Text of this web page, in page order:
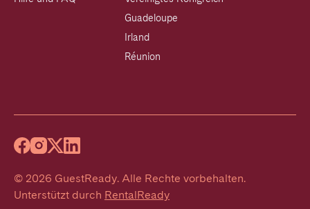
Guadeloupe
Irland
Réunion
© 2026 GuestReady. Alle Rechte vorbehalten.
Unterstützt durch RentalReady